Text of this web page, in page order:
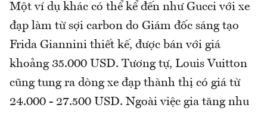
Một ví dụ khác có thể kể đến như Gucci với xe
đạp làm từ sợi carbon do Giám đốc sáng tạo
Frida Giannini thiết kế, được bán với giá
khoảng 35.000 USD. Tương tự, Louis Vuitton
cũng tung ra dòng xe đạp thành thị có giá từ
24.000 - 27.500 USD. Ngoài việc gia tăng nhu